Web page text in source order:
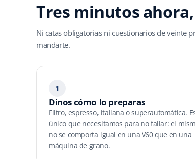
Tres minutos
Ni catas obligatorias ni cuestionarios de veinte
mandarte.
1
Dinos cómo lo preparas
Filtro, espresso, italiana o superautomática.
único que necesitamos para no fallar: el
no se comporta igual en una V60 que en una
máquina de grano.